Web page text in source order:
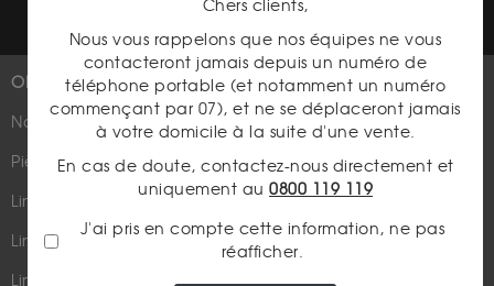
OR
Nouveautés
Pièces d'or d'investissement
Lingots et lingotins
Lingot 1Kg Or
Lingot 100g Or
PLUS D'INFOS
Suivez-nous
Chers clients,
Nous vous rappelons que nos équipes ne vous
contacteront jamais depuis un numéro de
téléphone portable (et notamment un numéro
commençant par 07), et ne se déplaceront jamais
à votre domicile à la suite d'une vente.
En cas de doute, contactez-nous directement et
uniquement au 0800 119 119
J'ai pris en compte cette information, ne pas
réafficher.